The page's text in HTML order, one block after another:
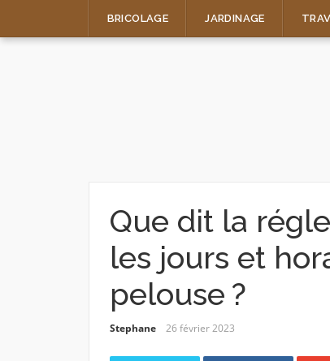
BRICOLAGE JARDINAGE
Que dit la
les jours et
pelouse ?
Stephane 26 février 2023